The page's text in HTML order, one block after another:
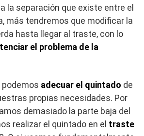
la separación que existe entre el
más tendremos que modificar la
hasta llegar al traste, con lo
el problema de la
adecuar el quintado de
propias necesidades. Por
demasiado la parte baja del
realizar el quintado en el traste